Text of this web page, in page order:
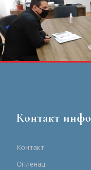
Контакт инфо
Контакт
Опленац